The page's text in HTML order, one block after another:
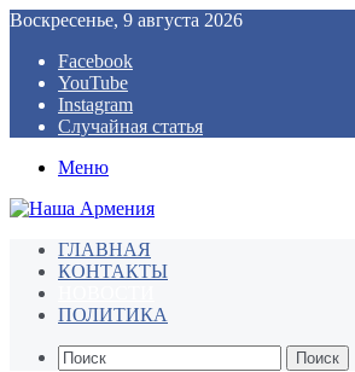
Воскресенье, 9 августа 2026
Facebook
YouTube
Instagram
Случайная статья
Меню
ГЛАВНАЯ
КОНТАКТЫ
ПОЛИТИКА
Поиск